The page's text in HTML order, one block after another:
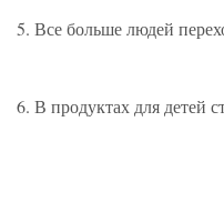
5. Все больше людей
6. В продуктах для детей